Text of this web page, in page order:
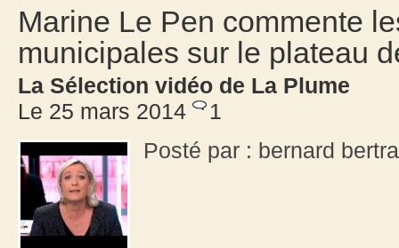
Marine Le Pen commente
municipales sur le plateau
La Sélection vidéo de La Plume
Le 25 mars 2014
1
Posté par : bernard